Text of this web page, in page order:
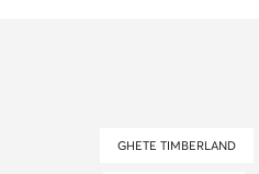
GHETE TIMBERLAND